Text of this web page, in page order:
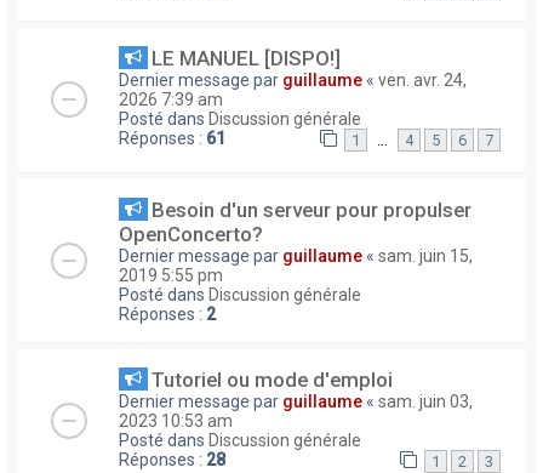
LE MANUEL [DISPO!]
Dernier message par guillaume « ven. avr. 24,
2026 7:39 am
Posté dans Discussion générale
Réponses : 61 1 … 4 5 6 7
Besoin d'un serveur pour propulser
OpenConcerto?
Dernier message par guillaume « sam. juin 15,
2019 5:55 pm
Posté dans Discussion générale
Réponses : 2
Tutoriel ou mode d'emploi
Dernier message par guillaume « sam. juin 03,
2023 10:53 am
Posté dans Discussion générale
Réponses : 28 1 2 3